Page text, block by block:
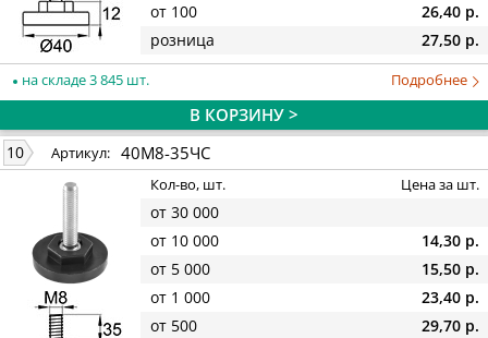
от 100
26,40 р.
розница
27,50 р.
на складе 3 845 шт. Подробнее
В КОРЗИНУ >
10 Артикул: 40М8-35ЧС
Кол-во, шт. Цена за шт.
от 30 000
от 10 000
14,30 р.
от 5 000
15,50 р.
от 1 000
23,40 р.
от 500
29,70 р.